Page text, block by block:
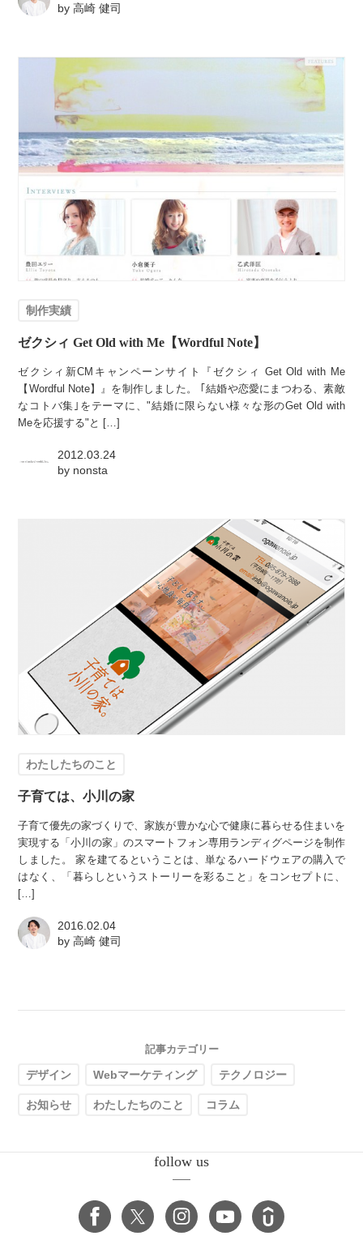
by高崎 健司
制作実績
ゼクシィ Get Old with Me【Wordful Note】
ゼクシィ新CMキャンペーンサイト『ゼクシィ Get Old with Me
【Wordful Note】』を制作しました。 ｢結婚や恋愛にまつわる、素敵
なコトバ集｣をテーマに、"結婚に限らない様々な形のGet Old with
Meを応援する"と […]
2012.03.24
by nonsta
わたしたちのこと
子育ては、小川の家
子育て優先の家づくりで、家族が豊かな心で健康に暮らせる住まいを
実現する「小川の家」のスマートフォン専用ランディグページを制作
しました。 家を建てるということは、単なるハードウェアの購入で
はなく、「暮らしというストーリーを彩ること」をコンセプトに、
[…]
2016.02.04
by高崎 健司
記事カテゴリー
デザイン Webマーケティング テクノロジー
お知らせ わたしたちのこと コラム
follow us